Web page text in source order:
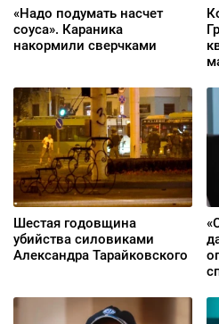
«Надо подумать насчет
соуса». Караника
накормили сверчками
Шестая годовщина
убийства силовиками
Александра Тарайковского